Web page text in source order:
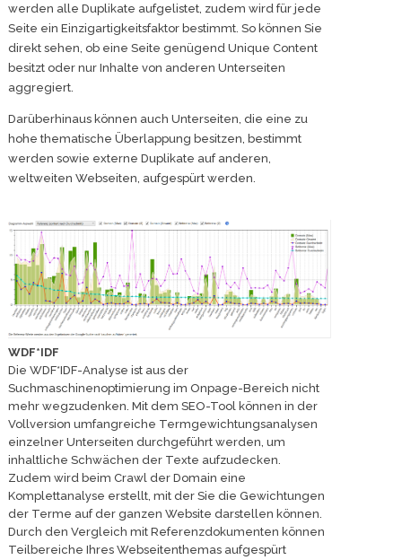
werden alle Duplikate aufgelistet, zudem wird für jede
Seite ein Einzigartigkeitsfaktor bestimmt. So können Sie
direkt sehen, ob eine Seite genügend Unique Content
besitzt oder nur Inhalte von anderen Unterseiten
aggregiert.
Darüberhinaus können auch Unterseiten, die eine zu
hohe thematische Überlappung besitzen, bestimmt
werden sowie externe Duplikate auf anderen,
weltweiten Webseiten, aufgespürt werden.
WDF*IDF
Die WDF*IDF-Analyse ist aus der
Suchmaschinenoptimierung im Onpage-Bereich nicht
mehr wegzudenken. Mit dem SEO-Tool können in der
Vollversion umfangreiche Termgewichtungsanalysen
einzelner Unterseiten durchgeführt werden, um
inhaltliche Schwächen der Texte aufzudecken.
Zudem wird beim Crawl der Domain eine
Komplettanalyse erstellt, mit der Sie die Gewichtungen
der Terme auf der ganzen Website darstellen können.
Durch den Vergleich mit Referenzdokumenten können
Teilbereiche Ihres Webseitenthemas aufgespürt